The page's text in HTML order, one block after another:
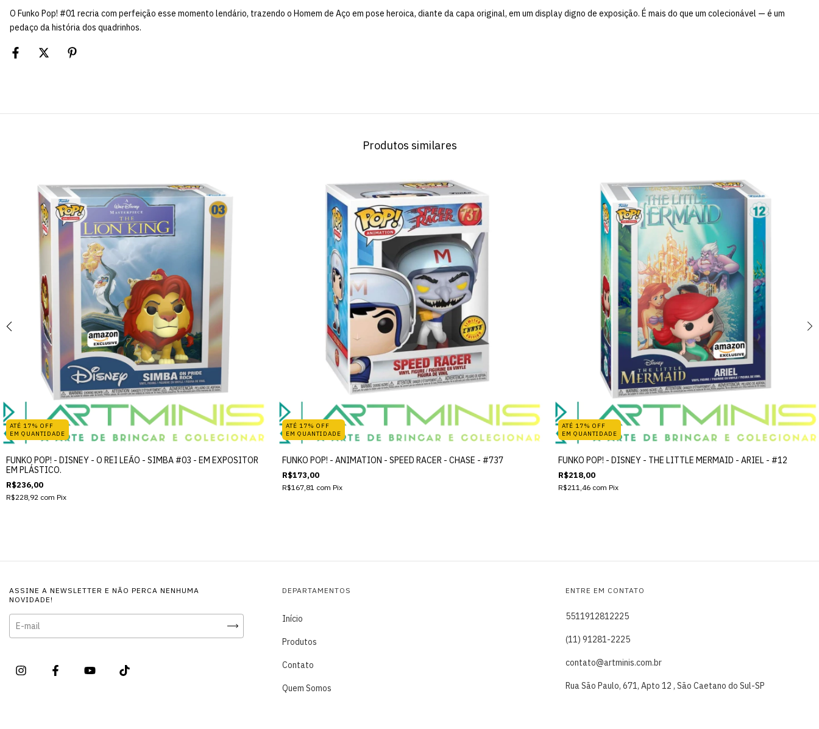
O Funko Pop! #01 recria com perfeição esse momento lendário, trazendo o Homem de Aço em pose heroica, diante da capa original, em um display digno de exposição. É mais do que um colecionável — é um
pedaço da história dos quadrinhos.
Produtos similares
ATÉ 17% OFF
EM QUANTIDADE
FUNKO POP! - DISNEY - O REI LEÃO - SIMBA #03 - EM EXPOSITOR
EM PLÁSTICO.
R$236,00
R$228,92 com Pix
ATÉ 17% OFF
EM QUANTIDADE
FUNKO POP! - ANIMATION - SPEED RACER - CHASE - #737
R$173,00
R$167,81 com Pix
ATÉ 17% OFF
EM QUANTIDADE
FUNKO POP! - DISNEY - THE LITTLE MERMAID - ARIEL - #12
R$218,00
R$211,46 com Pix
ASSINE A NEWSLETTER E NÃO PERCA NENHUMA
NOVIDADE!
DEPARTAMENTOS
Início
Produtos
Contato
Quem Somos
ENTRE EM CONTATO
5511912812225
(11) 91281-2225
contato@artminis.com.br
Rua São Paulo, 671, Apto 12 , São Caetano do Sul-SP